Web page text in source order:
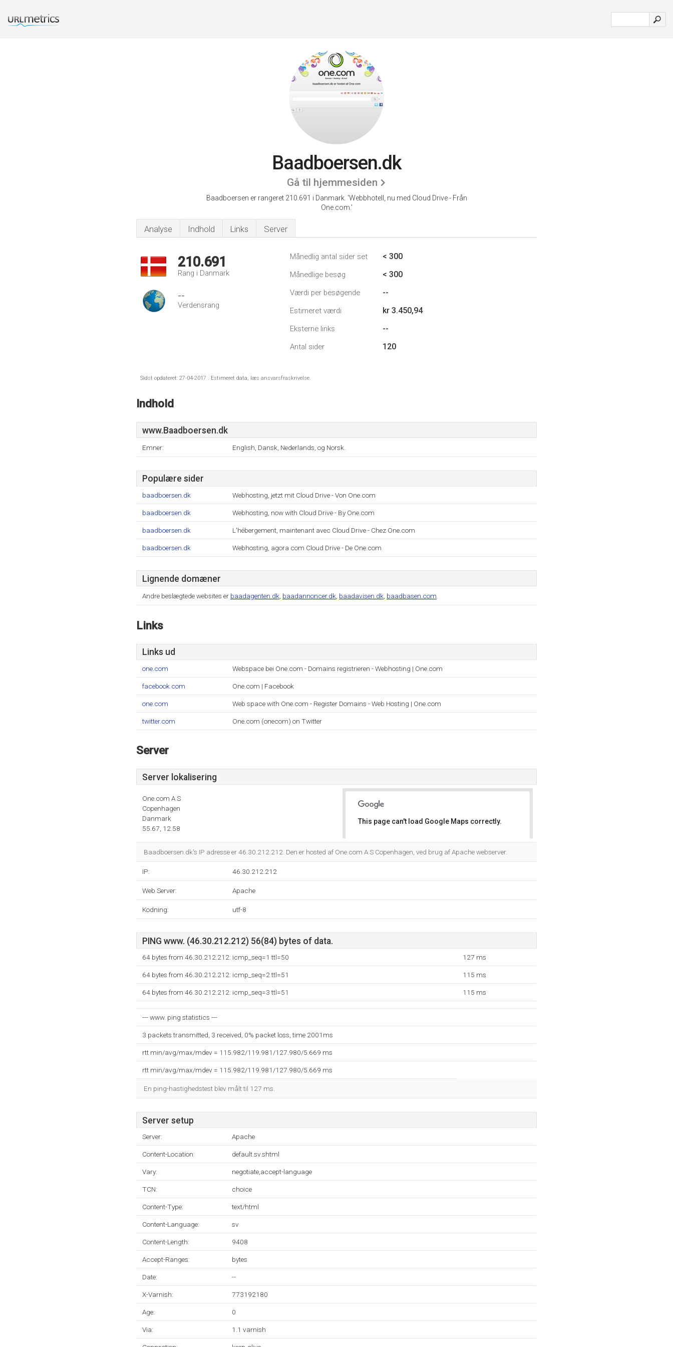
Baadboersen.dk
Gå til hjemmesiden
Baadboersen er rangeret 210.691 i Danmark. 'Webbhotell, nu med Cloud Drive - Från
One.com.'
Analyse Indhold Links Server
210.691
Rang i Danmark
--
Verdensrang
Månedlig antal sider set < 300
Månedlige besøg < 300
Værdi per besøgende --
Estimeret værdi kr 3.450,94
Eksterne links --
Antal sider 120
Sidst opdateret: 27-04-2017 . Estimeret data, læs ansvarsfraskrivelse.
Indhold
www.Baadboersen.dk
Emner: English, Dansk, Nederlands, og Norsk.
Populære sider
baadboersen.dk Webhosting, jetzt mit Cloud Drive - Von One.com
baadboersen.dk Webhosting, now with Cloud Drive - By One.com
baadboersen.dk L'hébergement, maintenant avec Cloud Drive - Chez One.com
baadboersen.dk Webhosting, agora com Cloud Drive - De One.com
Lignende domæner
Andre beslægtede websites er baadagenten.dk baadannoncer.dk baadavisen.dk baadbasen.com
Links
Links ud
one.com Webspace bei One.com - Domains registrieren - Webhosting | One.com
facebook.com One.com | Facebook
one.com Web space with One.com - Register Domains - Web Hosting | One.com
twitter.com One.com (onecom) on Twitter
Server
Server lokalisering
One.com A S
Copenhagen
Danmark
55.67, 12.58
This page can't load Google Maps correctly.
Baadboersen.dk's IP adresse er 46.30.212.212. Den er hosted af One.com A S Copenhagen, ved brug af Apache webserver.
IP: 46.30.212.212
Web Server: Apache
Kodning: utf-8
PING www. (46.30.212.212) 56(84) bytes of data.
64 bytes from 46.30.212.212: icmp_seq=1 ttl=50 127 ms
64 bytes from 46.30.212.212: icmp_seq=2 ttl=51 115 ms
64 bytes from 46.30.212.212: icmp_seq=3 ttl=51 115 ms
--- www. ping statistics ---
3 packets transmitted, 3 received, 0% packet loss, time 2001ms
rtt min/avg/max/mdev = 115.982/119.981/127.980/5.669 ms
rtt min/avg/max/mdev = 115.982/119.981/127.980/5.669 ms
En ping-hastighedstest blev målt til 127 ms.
Server setup
Server: Apache
Content-Location: default.sv.shtml
Vary: negotiate,accept-language
TCN: choice
Content-Type: text/html
Content-Language: sv
Content-Length: 9408
Accept-Ranges: bytes
Date: --
X-Varnish: 773192180
Age: 0
Via: 1.1 varnish